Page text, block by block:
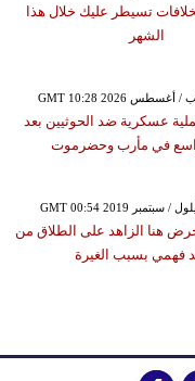
تسيطر عليك خلال هذا
الشهر
عسكرية ضد الحوثيين بعد
في مأرب وحضرموت
هنا الزاهد على الطلاق من
فهمي بسبب الغيرة